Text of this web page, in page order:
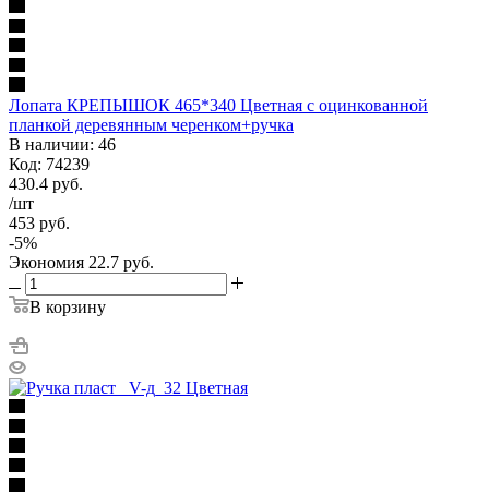
Лопата КРЕПЫШОК 465*340 Цветная с оцинкованной
планкой деревянным черенком+ручка
В наличии: 46
Код: 74239
430.4 руб.
/шт
453 руб.
-5%
Экономия 22.7 руб.
В корзину